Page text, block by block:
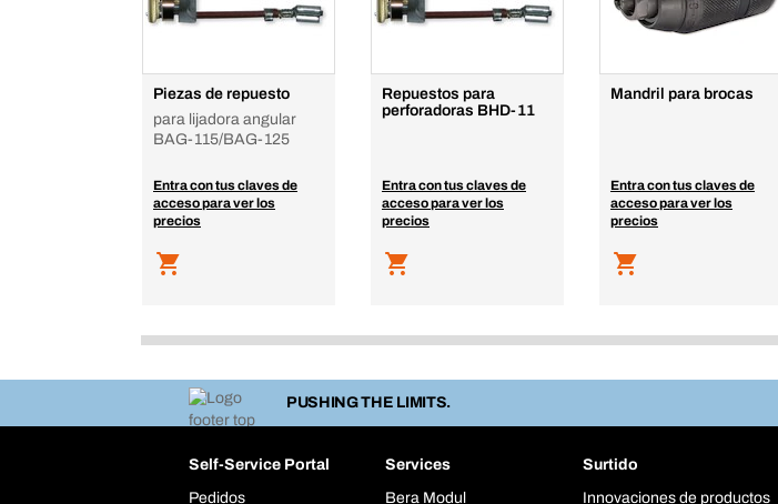
Piezas de repuesto
para lijadora angular
BAG-115/BAG-125
Entra con tus claves de
acceso para ver los
precios
Repuestos para
perforadoras BHD-11
Entra con tus claves de
acceso para ver los
precios
Mandril para brocas
Entra con tus claves de
acceso para ver los
precios
PUSHING THE LIMITS.
Self-Service Portal
Pedidos
Services
Bera Modul
Surtido
Innovaciones de productos